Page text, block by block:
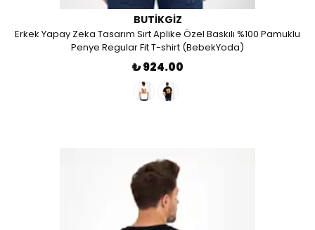
BUTIKGIZ
Erkek Yapay Zeka Tasarım Sırt Aplike Özel Baskılı %100 Pamuklu
Penye Regular Fit T-shirt (BebekYoda)
₺ 924.00